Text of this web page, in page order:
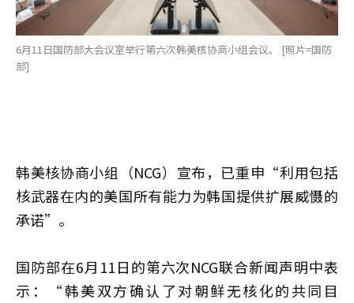
6月11日国防部大会议室举行第六次韩美核协商小组会议。 [照片=国防
部]
韩美核协商小组（NCG）宣布，已重申“利用包括
核武器在内的美国所有能力为韩国提供扩展威慑的
承诺”。
国防部在6月11日的第六次NCG联合新闻声明中表
示：“韩美双方确认了对朝鲜无核化的共同目